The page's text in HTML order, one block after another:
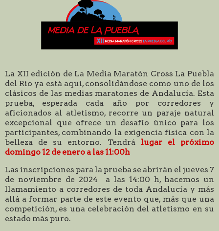
La XII edición de La Media Maratón Cross La Puebla
del Río ya está aquí, consolidándose como uno de los
clásicos de las medias maratones de Andalucía. Esta
prueba, esperada cada año por corredores y
aficionados al atletismo, recorre un paraje natural
excepcional que ofrece un desafío único para los
participantes, combinando la exigencia física con la
belleza de su entorno. Tendrá lugar el próximo
domingo 12 de enero a las 11:00h
Las inscripciones para la prueba se abrirán el jueves 7
de noviembre de 2024 a las 14:00 h, hacemos un
llamamiento a corredores de toda Andalucía y más
allá a formar parte de este evento que, más que una
competición, es una celebración del atletismo en su
estado más puro.